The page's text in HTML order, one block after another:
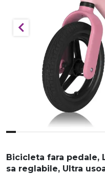
Bicicleta fara pedale,
sa reglabile, Ultra